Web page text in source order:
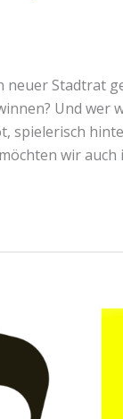
neuer Stadtrat
Und wer
spielerisch
wir auch